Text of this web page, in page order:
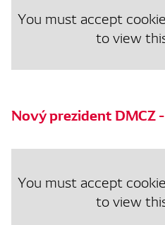
You must accept
to view
Nový prezident DMCZ
You must accept
to view